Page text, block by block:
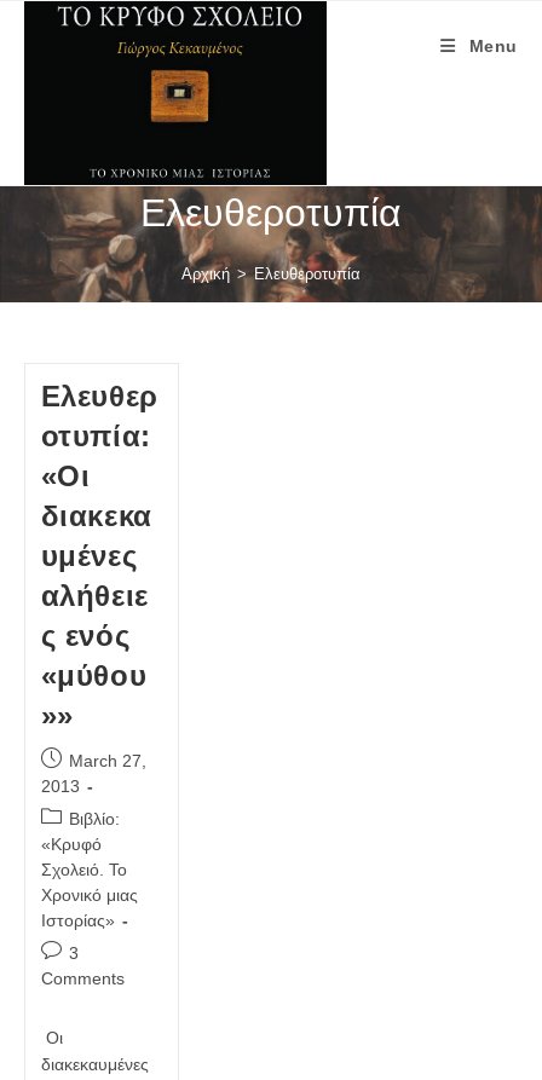
Menu
Ελευθεροτυπία
Αρχική > Ελευθεροτυπία
Ελευθερ
οτυπία:
«Οι
διακεκα
υμένες
αλήθειε
ς ενός
«μύθου
»»
Post
published:
March 27,
2013
Post
category:
Βιβλίο:
«Κρυφό
Σχολειό. Το
Χρονικό μιας
Ιστορίας»
Post
comments:
3
Comments
Οι
διακεκαυμένες